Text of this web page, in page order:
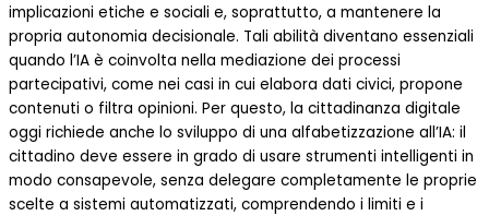
implicazioni etiche e sociali e, soprattutto, a mantenere la
propria autonomia decisionale. Tali abilità diventano essenziali
quando l’IA è coinvolta nella mediazione dei processi
partecipativi, come nei casi in cui elabora dati civici, propone
contenuti o filtra opinioni. Per questo, la cittadinanza digitale
oggi richiede anche lo sviluppo di una alfabetizzazione all’IA: il
cittadino deve essere in grado di usare strumenti intelligenti in
modo consapevole, senza delegare completamente le proprie
scelte a sistemi automatizzati, comprendendo i limiti e i